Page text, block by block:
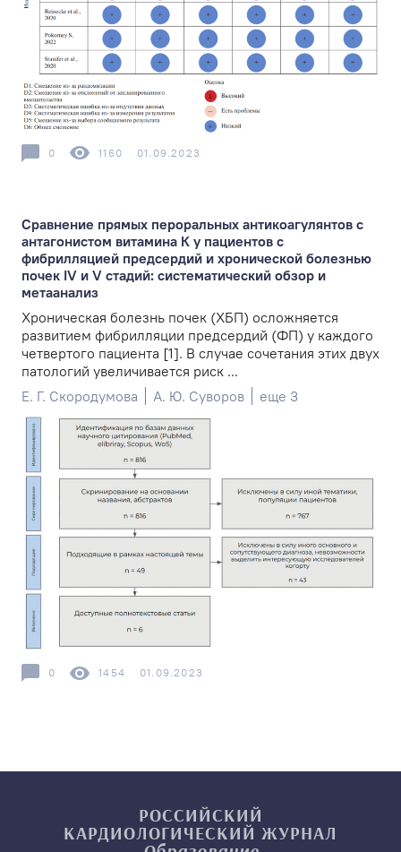
0 1160 01.09.2023
Сравнение прямых пероральных антикоагулянтов с
антагонистом витамина К у пациентов с
фибрилляцией предсердий и хронической болезнью
почек IV и V стадий: систематический обзор и
метаанализ
Хроническая болезнь почек (ХБП) осложняется
развитием фибрилляции предсердий (ФП) у каждого
четвертого пациента [1]. В случае сочетания этих двух
патологий увеличивается риск ...
Е. Г. Скородумова
А. Ю. Суворов еще 3
0 1454 01.09.2023
РОССИЙСКИЙ
КАРДИОЛОГИЧЕСКИЙ ЖУРНАЛ